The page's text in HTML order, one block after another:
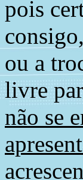
pois
ou a
livre
não se